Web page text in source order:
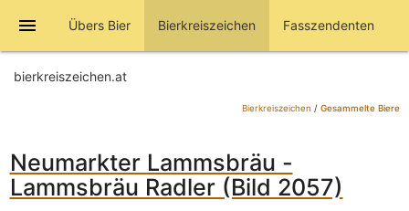
menu Übers Bier Bierkreiszeichen Fasszendenten
bierkreiszeichen.at
Bierkreiszeichen / Gesammelte Biere
Neumarkter Lammsbräu -
Lammsbräu Radler (Bild 2057)